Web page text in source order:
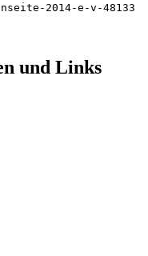
2014-e-v-48133
und Links